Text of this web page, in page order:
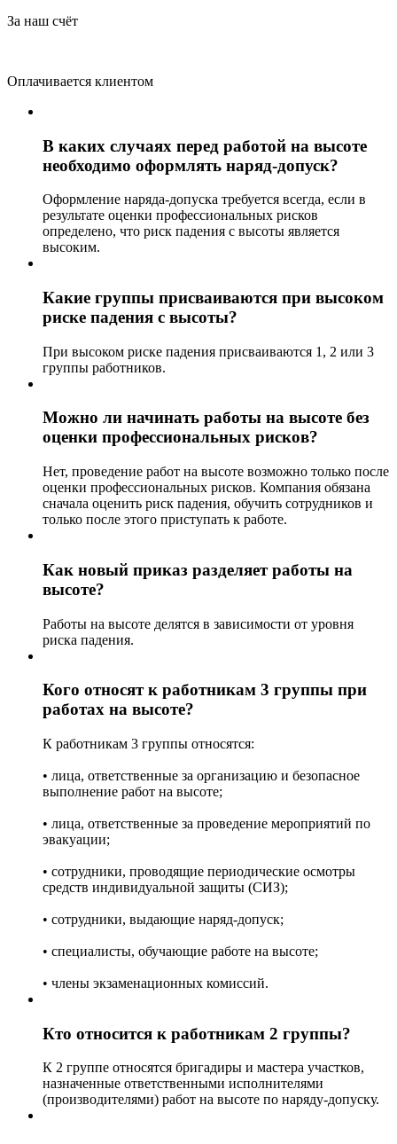
За наш счёт
Оплачивается клиентом
В каких случаях перед работой на высоте
необходимо оформлять наряд-допуск?
Оформление наряда-допуска требуется всегда, если в
результате оценки профессиональных рисков
определено, что риск падения с высоты является
высоким.
Какие группы присваиваются при высоком
риске падения с высоты?
При высоком риске падения присваиваются 1, 2 или 3
группы работников.
Можно ли начинать работы на высоте без
оценки профессиональных рисков?
Нет, проведение работ на высоте возможно только после
оценки профессиональных рисков. Компания обязана
сначала оценить риск падения, обучить сотрудников и
только после этого приступать к работе.
Как новый приказ разделяет работы на
высоте?
Работы на высоте делятся в зависимости от уровня
риска падения.
Кого относят к работникам 3 группы при
работах на высоте?
К работникам 3 группы относятся:
• лица, ответственные за организацию и безопасное
выполнение работ на высоте;
• лица, ответственные за проведение мероприятий по
эвакуации;
• сотрудники, проводящие периодические осмотры
средств индивидуальной защиты (СИЗ);
• сотрудники, выдающие наряд-допуск;
• специалисты, обучающие работе на высоте;
• члены экзаменационных комиссий.
Кто относится к работникам 2 группы?
К 2 группе относятся бригадиры и мастера участков,
назначенные ответственными исполнителями
(производителями) работ на высоте по наряду-допуску.